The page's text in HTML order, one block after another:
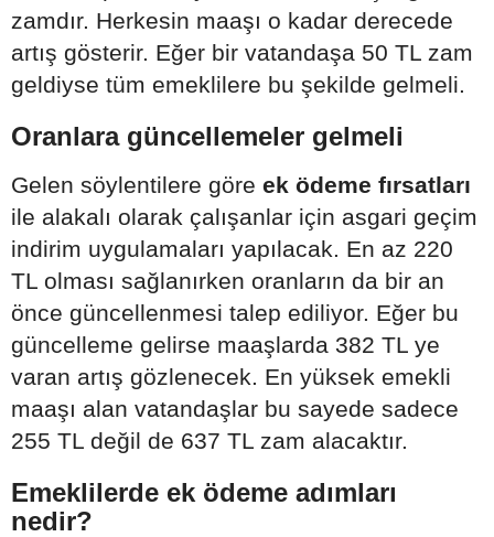
zamdır. Herkesin maaşı o kadar derecede
artış gösterir. Eğer bir vatandaşa 50 TL zam
geldiyse tüm emeklilere bu şekilde gelmeli.
Oranlara güncellemeler gelmeli
Gelen söylentilere göre ek ödeme fırsatları
ile alakalı olarak çalışanlar için asgari geçim
indirim uygulamaları yapılacak. En az 220
TL olması sağlanırken oranların da bir an
önce güncellenmesi talep ediliyor. Eğer bu
güncelleme gelirse maaşlarda 382 TL ye
varan artış gözlenecek. En yüksek emekli
maaşı alan vatandaşlar bu sayede sadece
255 TL değil de 637 TL zam alacaktır.
Emeklilerde ek ödeme adımları
nedir?